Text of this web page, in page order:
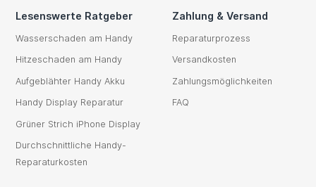
Lesenswerte Ratgeber
Wasserschaden am Handy
Hitzeschaden am Handy
Aufgeblähter Handy Akku
Handy Display Reparatur
Grüner Strich iPhone Display
Durchschnittliche Handy-
Reparaturkosten
Zahlung & Versand
Reparaturprozess
Versandkosten
Zahlungsmöglichkeiten
FAQ